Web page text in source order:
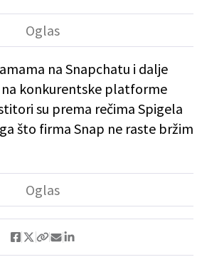
na Snapchatu i dalje
na konkurentske platforme
su prema rečima Spigela
što firma Snap ne raste bržim